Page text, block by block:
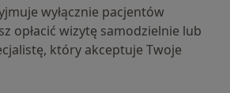
wyłącznie pacjentów
opłacić wizytę samodzielnie lub
który akceptuje Twoje